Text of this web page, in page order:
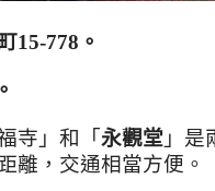
15-778 。
寺」和「 永觀堂」是
離，交通相當方便。